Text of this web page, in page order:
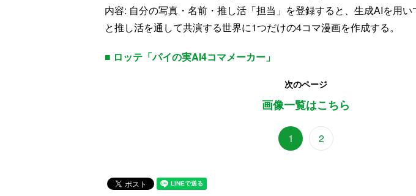
内容: 自分の写真・名前・推し活「担当」を登録すると、生成AIを用
と推し活を通して共演する世界に1つだけの4コマ漫画を作成する。
■ ロッテ「パイの実AI4コマメーカー」
次のページ
画像一覧はこちら
1 2